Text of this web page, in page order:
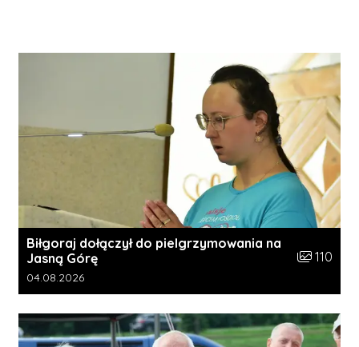
Biłgoraj dołączył do pielgrzymowania na
Jasną Górę
Liczba
110
Data dodania galerii:
04.08.2026